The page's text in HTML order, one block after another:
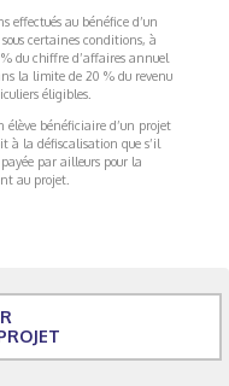
effectués au bénéfice d’un
certaines conditions, à
du chiffre d’affaires annuel
la limite de 20 % du revenu
éligibles.
élève bénéficiaire d’un projet
à la défiscalisation que s’il
par ailleurs pour la
au projet.